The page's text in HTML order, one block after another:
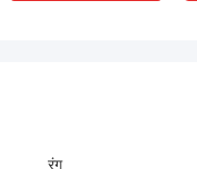
रंग